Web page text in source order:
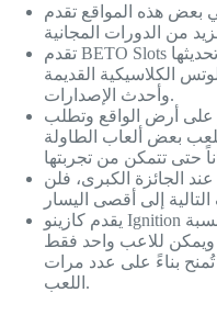
بعض هذه المواقع تقدم
تقدم BETO Slots ألعاب سلوتس مجانية يتم تحديثها
الكلاسيكية القديمة
وأحدث الإصدارات.
على أرض الواقع وتطلب
بعض ألعاب الطاولة
الجائزة الكبرى، فلن
يقدم كازينو Ignition مكافأة إعادة شحن منتظمة بنسبة
1100 دولار، ويمكن للاعب واحد فقط
بناءً على عدد مرات
اللعب.